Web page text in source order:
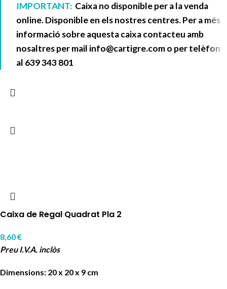
IMPORTANT: Caixa no disponible per a la venda
online. Disponible en els nostres centres. Per a més
informació sobre aquesta caixa contacteu amb
nosaltres per mail info@cartigre.como per telèfon
al 639 343 801
Caixa de Regal Quadrat Pla 2
8,60€
Preu I.V.A. inclòs
Dimensions: 20 x 20 x 9 cm